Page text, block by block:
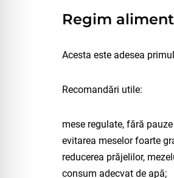
Regim
Acesta este adesea
Recomandări utile:
mese regulate, fără
evitarea meselor foarte
reducerea prăjelilor,
consum adecvat de apă;